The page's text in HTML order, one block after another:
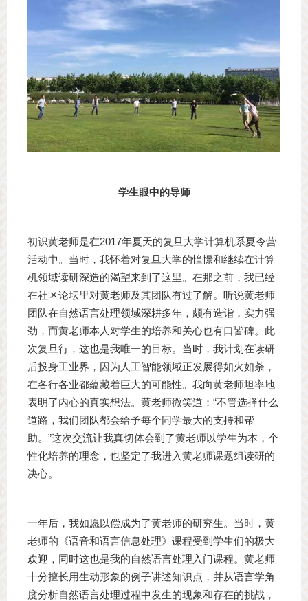
学生眼中的导师
初识黄老师是在2017年夏天的复旦大学计算机系夏令营
活动中。当时，我怀着对复旦大学的憧憬和继续在计算
机领域读研深造的渴望来到了这里。在那之前，我已经
在社区论坛里对黄老师及其团队有过了解。听说黄老师
团队在自然语言处理领域深耕多年，颇有造诣，实力强
劲，而黄老师本人对学生的培养和关心也有口皆碑。此
次复旦行，这也是我唯一的目标。当时，我计划在读研
后投身工业界，因为人工智能领域正发展得如火如荼，
在各行各业都蕴藏着巨大的可能性。我向黄老师坦率地
表明了内心的真实想法。黄老师微笑道：“不管选择什么
道路，我们团队都会给予每个同学最大的支持和帮
助。”这次交流让我真切体会到了黄老师以学生为本，个
性化培养的理念，也坚定了我进入黄老师课题组读研的
决心。
一年后，我如愿以偿成为了黄老师的研究生。当时，黄
老师的《语音和语言信息处理》课程受到学生们的极大
欢迎，同时这也是我的自然语言处理入门课程。黄老师
十分擅长用生动形象的例子讲述知识点，并从语言学角
度分析自然语言处理过程中发生的现象和存在的挑战，